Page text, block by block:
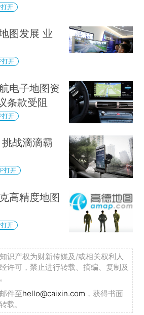
开
图发展 业
打开
电子地图资
条款受阻
打开
战滴滴霸
打开
高精度地图
开
识产权为财新传媒及/或相关权利人
许可，禁止进行转载、摘编、复制及
件至hello@caixin.com ，获得书面
载。